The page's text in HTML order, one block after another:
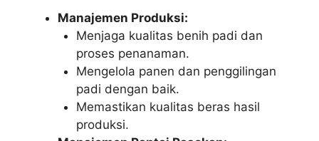
Manajemen Produksi:
Menjaga kualitas benih padi dan
proses penanaman.
Mengelola panen dan penggilingan
padi dengan baik.
Memastikan kualitas beras hasil
produksi.